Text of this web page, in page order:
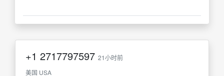
+1 2717797597 21小时前
美国 USA